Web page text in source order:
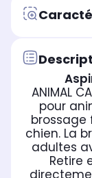
Station de recharge
Type de sols
Carrelages,
moquettes
Brosse ou
Non concerné
Pour quelles
ANIMAL
pour
chien. La
adultes
Retire